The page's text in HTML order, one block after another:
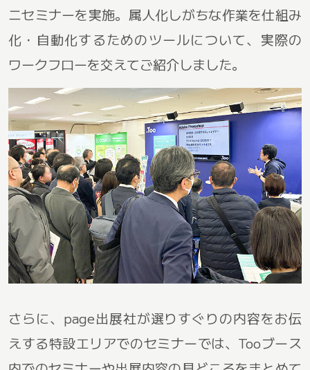
ニセミナーを実施。属人化しがちな作業を仕組み
化・自動化するためのツールについて、実際の
ワークフローを交えてご紹介しました。
さらに、page出展社が選りすぐりの内容をお伝
えする特設エリアでのセミナーでは、Tooブース